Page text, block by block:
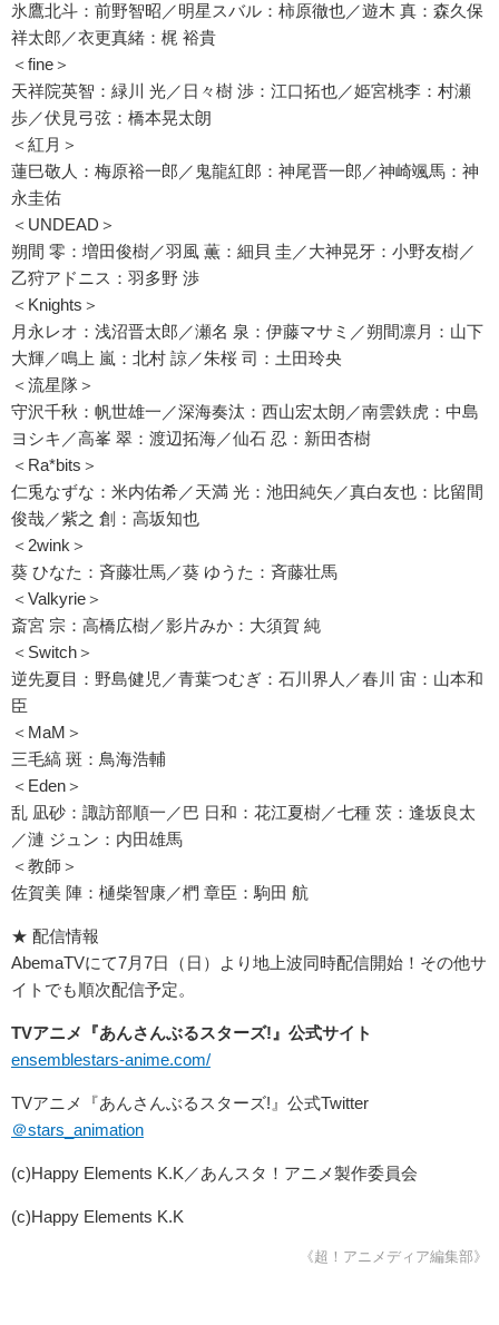
氷鷹北斗：前野智昭／明星スバル：柿原徹也／遊木 真：森久保
祥太郎／衣更真緒：梶 裕貴
＜fine＞
天祥院英智：緑川 光／日々樹 渉：江口拓也／姫宮桃李：村瀬
歩／伏見弓弦：橋本晃太朗
＜紅月＞
蓮巳敬人：梅原裕一郎／鬼龍紅郎：神尾晋一郎／神崎颯馬：神
永圭佑
＜UNDEAD＞
朔間 零：増田俊樹／羽風 薫：細貝 圭／大神晃牙：小野友樹／
乙狩アドニス：羽多野 渉
＜Knights＞
月永レオ：浅沼晋太郎／瀬名 泉：伊藤マサミ／朔間凛月：山下
大輝／鳴上 嵐：北村 諒／朱桜 司：土田玲央
＜流星隊＞
守沢千秋：帆世雄一／深海奏汰：西山宏太朗／南雲鉄虎：中島
ヨシキ／高峯 翠：渡辺拓海／仙石 忍：新田杏樹
＜Ra*bits＞
仁兎なずな：米内佑希／天満 光：池田純矢／真白友也：比留間
俊哉／紫之 創：高坂知也
＜2wink＞
葵 ひなた：斉藤壮馬／葵 ゆうた：斉藤壮馬
＜Valkyrie＞
斎宮 宗：高橋広樹／影片みか：大須賀 純
＜Switch＞
逆先夏目：野島健児／青葉つむぎ：石川界人／春川 宙：山本和
臣
＜MaM＞
三毛縞 斑：鳥海浩輔
＜Eden＞
乱 凪砂：諏訪部順一／巴 日和：花江夏樹／七種 茨：逢坂良太
／漣 ジュン：内田雄馬
＜教師＞
佐賀美 陣：樋柴智康／椚 章臣：駒田 航
★ 配信情報
AbemaTVにて7月7日（日）より地上波同時配信開始！その他サ
イトでも順次配信予定。
TVアニメ『あんさんぶるスターズ!』公式サイト
ensemblestars-anime.com/
TVアニメ『あんさんぶるスターズ!』公式Twitter
＠stars_animation
(c)Happy Elements K.K／あんスタ！アニメ製作委員会
(c)Happy Elements K.K
《超！アニメディア編集部》